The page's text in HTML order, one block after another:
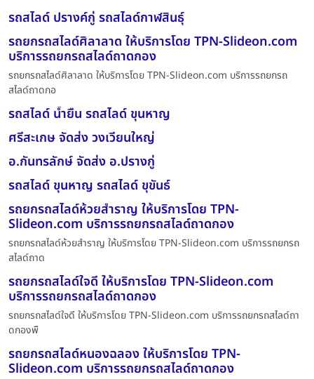
รถสไลด์ ปรางค์กู่ รถสไลด์กาฬสินธุ์
รถยกรถสไลด์ศิลาลาด ให้บริการโดย TPN-Slideon.com
บริการรถยกรถสไลด์ถาดกอง
รถยกรถสไลด์ศิลาลาด ให้บริการโดย TPN-Slideon.com บริการรถยกรถ
สไลด์ถาดกอ
รถสไลด์ น้ำยืน รถสไลด์ ขุนหาญ
ศรีสะเกษ จัดส่ง วงเวียนใหญ่
อ.กันทรลักษ์ จัดส่ง อ.ปรางกู่
รถสไลด์ ขุนหาญ รถสไลด์ ขุขันธ์
รถยกรถสไลด์ห้วยสำราญ ให้บริการโดย TPN-
Slideon.com บริการรถยกรถสไลด์ถาดกอง
รถยกรถสไลด์ห้วยสำราญ ให้บริการโดย TPN-Slideon.com บริการรถยกรถ
สไลด์ถาด
รถยกรถสไลด์ใจดี ให้บริการโดย TPN-Slideon.com
บริการรถยกรถสไลด์ถาดกอง
รถยกรถสไลด์ใจดี ให้บริการโดย TPN-Slideon.com บริการรถยกรถสไลด์ถา
ดกองพื
รถยกรถสไลด์หนองฉลอง ให้บริการโดย TPN-
Slideon.com บริการรถยกรถสไลด์ถาดกอง